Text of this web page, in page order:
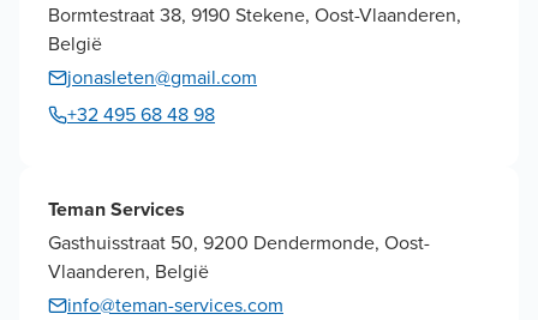
Bormtestraat 38, 9190 Stekene, Oost-Vlaanderen,
België
jonasleten@gmail.com
+32 495 68 48 98
Teman Services
Gasthuisstraat 50, 9200 Dendermonde, Oost-
Vlaanderen, België
info@teman-services.com